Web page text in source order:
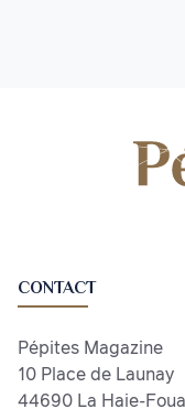
CONTACT
Pépites Magazine
10 Place de Launay
44690 La Haie-